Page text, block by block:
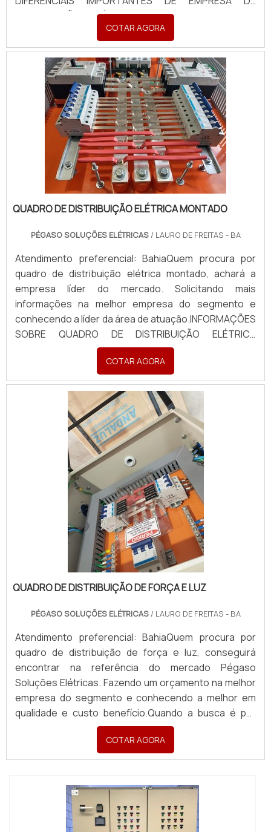
MANUTENÇÃO ELÉTRICA Se alguém pesquisar
empresas de manutenção elétrica comprometida
com os serviços, se depara com a ETHANN Elétrica e
Automação. Com grande know-how foca...
COTAR AGORA
QUADRO DE DISTRIBUIÇÃO ELÉTRICA MONTADO
PÉGASO SOLUÇÕES ELÉTRICAS / LAURO DE FREITAS - BA
Atendimento preferencial: BahiaQuem procura por
quadro de distribuição elétrica montado, achará a
empresa líder do mercado. Solicitando mais
informações na melhor empresa do segmento e
conhecendo a líder da área de atuação.INFORMAÇÕES
SOBRE QUADRO DE DISTRIBUIÇÃO ELÉTRICA
MONTADOQuem busca por quadro de distribuição
elétrica montado em uma empresa inovadora,
descobre a Pégaso Soluções Elétricas. Uma empresa
com alto know-how em banco de...
COTAR AGORA
QUADRO DE DISTRIBUIÇÃO DE FORÇA E LUZ
PÉGASO SOLUÇÕES ELÉTRICAS / LAURO DE FREITAS - BA
Atendimento preferencial: BahiaQuem procura por
quadro de distribuição de força e luz, conseguirá
encontrar na referência do mercado Pégaso
Soluções Elétricas. Fazendo um orçamento na melhor
empresa do segmento e conhecendo a melhor em
qualidade e custo benefício.Quando a busca é por
quadro de distribuição de força e luz, com a Pégaso
Soluções Elétricas o cliente poderá contar ótima
qualidade com pagamento acessível.DETALHES
COTAR AGORA